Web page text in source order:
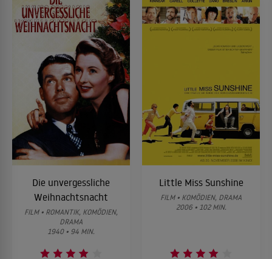
Die unvergessliche
Weihnachtsnacht
FILM • ROMANTIK, KOMÖDIEN,
DRAMA
1940 • 94 MIN.
Little Miss Sunshine
FILM • KOMÖDIEN, DRAMA
2006 • 102 MIN.